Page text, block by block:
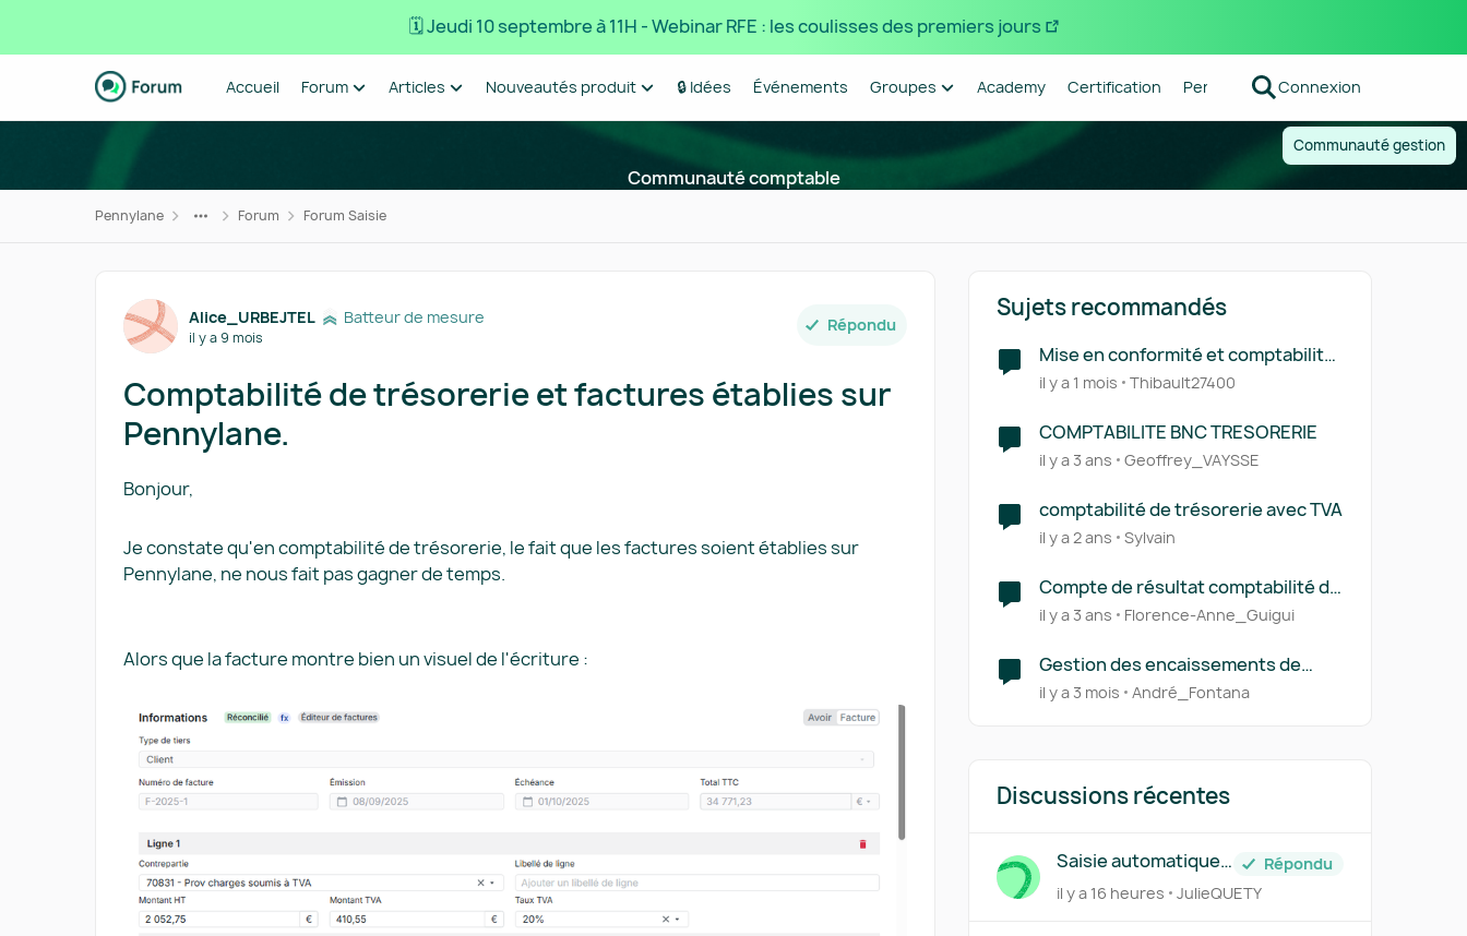
🗓️ Jeudi 10 septembre à 11H - Webinar RFE : les coulisses des premiers jours
Passer au contenu
Accueil Forum Articles Nouveautés produit 🔒 Idées Événements Groupes Academy Certification Pennylane Centre d'aide
Connexion
Communauté gestion
Communauté comptable
Pennylane Forum Forum Saisie
Forum Discussion
Alice_URBEJTEL Batteur de mesure
il y a 9 mois
Répondu
Comptabilité de trésorerie et factures établies sur
Pennylane.
Bonjour,
Je constate qu'en comptabilité de trésorerie, le fait que les factures soient établies sur
Pennylane, ne nous fait pas gagner de temps.
Alors que la facture montre bien un visuel de l'écriture :
Sujets recommandés
Mise en conformité et comptabilité
de trésorerie
il y a 1 mois Thibault27400
COMPTABILITE BNC TRESORERIE
il y a 3 ans Geoffrey_VAYSSE
comptabilité de trésorerie avec TVA
il y a 2 ans Sylvain
Compte de résultat comptabilité de
trésorerie
il y a 3 ans Florence-Anne_Guigui
Gestion des encaissements de
chèques sans accès à la
comptabilité dans Pennylane
il y a 3 mois André_Fontana
Discussions récentes
Saisie automatique
des factures traitée
par Pennylane
Répondu
il y a 16 heures
JulieQUETY